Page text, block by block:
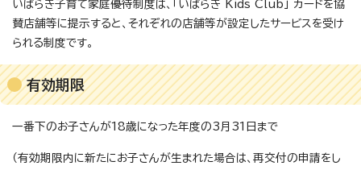
いばらき子育て家庭優待制度は、「いばらき Kids Club」 カードを協
賛店舗等に提示すると、それぞれの店舗等が設定したサービスを受け
られる制度です。
有効期限
一番下のお子さんが18歳になった年度の3月31日まで
（有効期限内に新たにお子さんが生まれた場合は、再交付の申請をし